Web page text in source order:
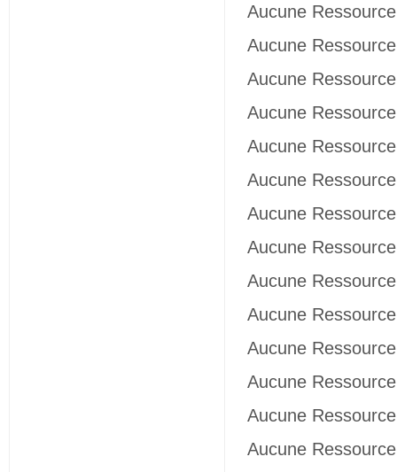
Aucune
Aucune
Aucune
Aucune
Aucune
Aucune
Aucune
Aucune
Aucune
Aucune
Aucune
Aucune
Aucune
Aucune